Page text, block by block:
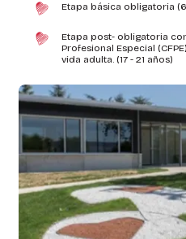
Etapa básica obligatoria (6
Etapa post- obligatoria
Profesional Especial
vida adulta. (17 - 21 años)